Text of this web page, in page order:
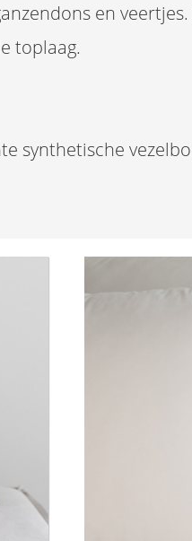
en
toplaag.
synthetische